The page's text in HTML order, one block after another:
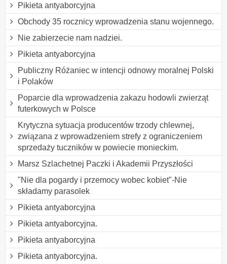
Pikieta antyaborcyjna
Obchody 35 rocznicy wprowadzenia stanu wojennego.
Nie zabierzecie nam nadziei.
Pikieta antyaborcyjna
Publiczny Różaniec w intencji odnowy moralnej Polski
i Polaków
Poparcie dla wprowadzenia zakazu hodowli zwierząt
futerkowych w Polsce
Krytyczna sytuacja producentów trzody chlewnej,
związana z wprowadzeniem strefy z ograniczeniem
sprzedaży tuczników w powiecie monieckim.
Marsz Szlachetnej Paczki i Akademii Przyszłości
"Nie dla pogardy i przemocy wobec kobiet"-Nie
składamy parasolek
Pikieta antyaborcyjna
Pikieta antyaborcyjna.
Pikieta antyaborcyjna
Pikieta antyaborcyjna.